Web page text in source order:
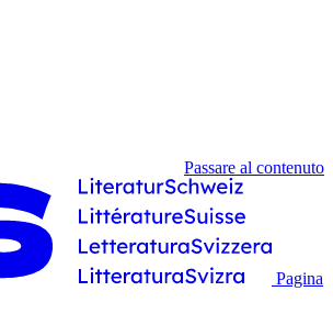
Passare al contenuto
Pagina